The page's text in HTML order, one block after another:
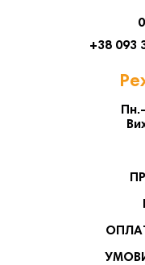
+38 093